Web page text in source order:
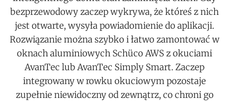
bezprzewodowy zaczep wykrywa, że któreś z nich
jest otwarte, wysyła powiadomienie do aplikacji.
Rozwiązanie można szybko i łatwo zamontować w
oknach aluminiowych Schüco AWS z okuciami
AvanTec lub AvanTec Simply Smart. Zaczep
integrowany w rowku okuciowym pozostaje
zupełnie niewidoczny od zewnątrz, co chroni go